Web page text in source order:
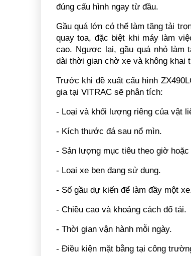
đúng cấu hình ngay từ đầu.
Gầu quá lớn có thể làm tăng tải
quay toa, đặc biệt khi máy làm
cao. Ngược lại, gầu quá nhỏ làm
dài thời gian chờ xe và không khai
Trước khi đề xuất cấu hình
gia tại VITRAC sẽ phân tích:
- Loại và khối lượng riêng của vật
- Kích thước đá sau nổ mìn.
- Sản lượng mục tiêu theo giờ hoặc
- Loại xe ben đang sử dụng.
- Số gầu dự kiến để làm đầy một
- Chiều cao và khoảng cách đổ tải.
- Thời gian vận hành mỗi ngày.
- Điều kiện mặt bằng tại công